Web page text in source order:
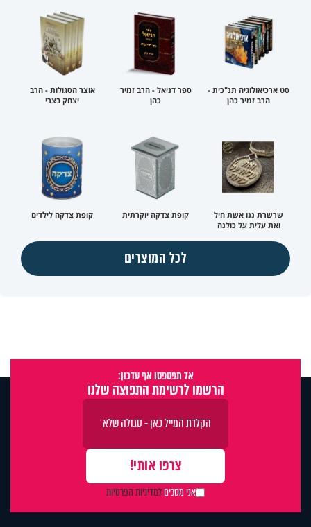
סט ארכיאולוגיה תנ"כית -
הרב זמיר כהן
ספר דניאל - הרב זמיר
כהן
אוצר הסגולות - הרב
יצחק בצרי
שרשרת ננו אשת חיל
ואת עלית על כולנה
קופת צדקה יוקרתית קופת צדקה לילדים
לכל המוצרים
אל תפספסו אף עדכון:
הרשמו לרשימת התפוצה שלנו
אני מסכיםלמדיניות הפרטיות